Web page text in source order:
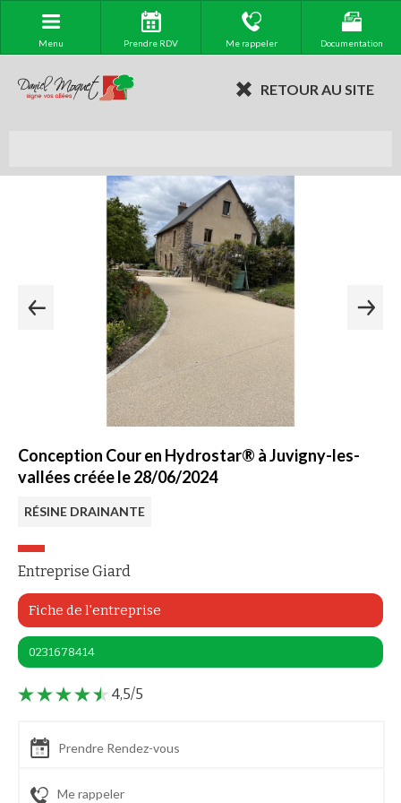
Menu Prendre RDV Me rappeler Documentation
RETOUR AU SITE
Conception Cour en Hydrostar® à Juvigny-les-
vallées créée le 28/06/2024
RÉSINE DRAINANTE
Entreprise Giard
Fiche de l'entreprise
0231678414
4,5/5
Prendre Rendez-vous
Me rappeler